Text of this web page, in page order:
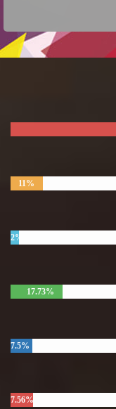
11%
2%
17.73%
7.5%
7.56%